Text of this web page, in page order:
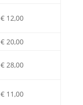
€ 12,00
€ 20,00
€ 28,00
€ 11,00